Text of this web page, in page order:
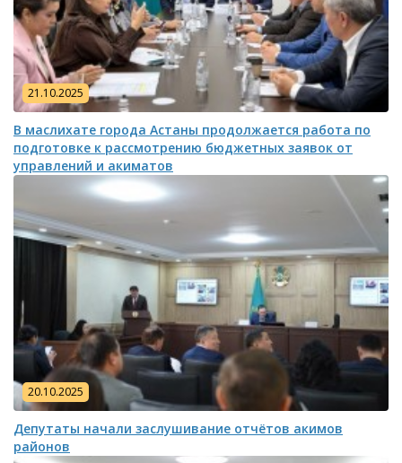
21.10.2025
В маслихате города Астаны продолжается работа по
подготовке к рассмотрению бюджетных заявок от
управлений и акиматов
20.10.2025
Депутаты начали заслушивание отчётов акимов
районов